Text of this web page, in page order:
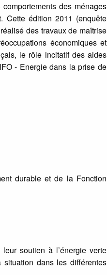
des ménages
Cette édition 2011 (enquête
des travaux de maîtrise
économiques et
le rôle incitatif des aides
- Energie dans la prise de
durable et de la Fonction
soutien à l’énergie verte
dans les différentes